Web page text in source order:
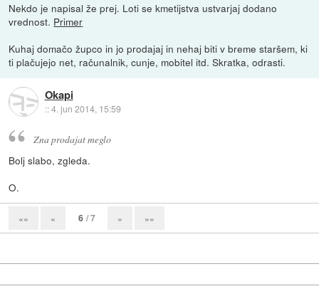
Nekdo je napisal že prej. Loti se kmetijstva ustvarjaj dodano
vrednost. Primer
Kuhaj domačo župco in jo prodajaj in nehaj biti v breme staršem, ki
ti plačujejo net, računalnik, cunje, mobitel itd. Skratka, odrasti.
Okapi
::4. jun 2014, 15:59
Zna prodajat meglo
Bolj slabo, zgleda.
O.
«« « 6 / 7 » »»